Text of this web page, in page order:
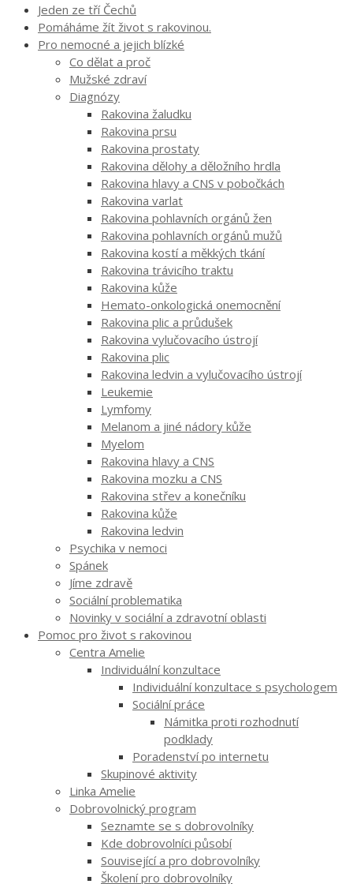
Jeden ze tří Čechů
Pomáháme žít život s rakovinou.
Pro nemocné a jejich blízké
Co dělat a proč
Mužské zdraví
Diagnózy
Rakovina žaludku
Rakovina prsu
Rakovina prostaty
Rakovina dělohy a děložního hrdla
Rakovina hlavy a CNS v pobočkách
Rakovina varlat
Rakovina pohlavních orgánů žen
Rakovina pohlavních orgánů mužů
Rakovina kostí a měkkých tkání
Rakovina trávicího traktu
Rakovina kůže
Hemato-onkologická onemocnění
Rakovina plic a průdušek
Rakovina vylučovacího ústrojí
Rakovina plic
Rakovina ledvin a vylučovacího ústrojí
Leukemie
Lymfomy
Melanom a jiné nádory kůže
Myelom
Rakovina hlavy a CNS
Rakovina mozku a CNS
Rakovina střev a konečníku
Rakovina kůže
Rakovina ledvin
Psychika v nemoci
Spánek
Jíme zdravě
Sociální problematika
Novinky v sociální a zdravotní oblasti
Pomoc pro život s rakovinou
Centra Amelie
Individuální konzultace
Individuální konzultace s psychologem
Sociální práce
Námitka proti rozhodnutí
podklady
Poradenství po internetu
Skupinové aktivity
Linka Amelie
Dobrovolnický program
Seznamte se s dobrovolníky
Kde dobrovolníci působí
Související a pro dobrovolníky
Školení pro dobrovolníky